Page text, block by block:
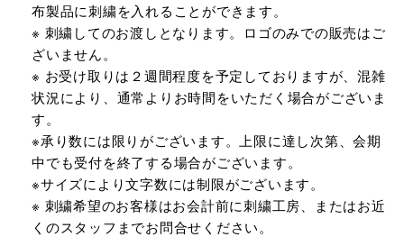
布製品に刺繍を入れることができます。
※ 刺繍してのお渡しとなります。ロゴのみでの販売はご
ざいません。
※ お受け取りは２週間程度を予定しておりますが、混雑
状況により、通常よりお時間をいただく場合がございま
す。
※承り数には限りがございます。上限に達し次第、会期
中でも受付を終了する場合がございます。
※サイズにより文字数には制限がございます。
※ 刺繍希望のお客様はお会計前に刺繍工房、またはお近
くのスタッフまでお問合せください。